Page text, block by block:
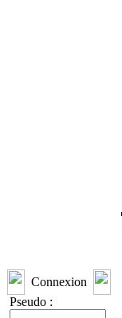
Connexion
Pseudo :